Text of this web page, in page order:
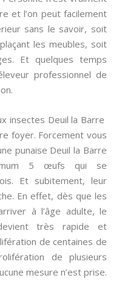
et l’on peut facilement
sans le savoir, soit
les meubles, soit
Et quelques temps
professionnel de
insectes Deuil la Barre
foyer. Forcement vous
punaise Deuil la Barre
5 œufs qui se
Et subitement, leur
En effet, dès que les
à l’âge adulte, le
très rapide et
de centaines de
de plusieurs
mesure n’est prise.